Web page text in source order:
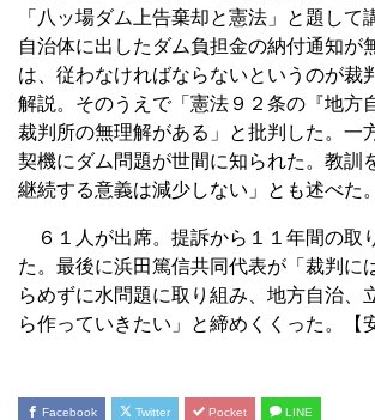
「八ッ場ダム上告棄却と憲法」と題して
自治体に出したダム負担金の納付通知が
は、従わなければならないというのが裁
解説。そのうえで「憲法９２条の『地方
裁判所の無理解がある」と批判した。一
契機にダム問題が世間に知られた。教訓
継続する意義は減少しない」とも述べた。
６１人が出席。提訴から１１年間の取
た。最後に浜田篤信共同代表が「裁判に
らめずに水問題に取り組み、地方自治、
ら作っていきたい」と締めくくった。【
Facebook Twitter Pocket LINE